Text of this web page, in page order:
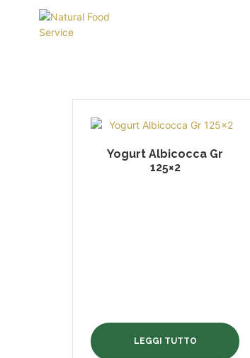
Yogurt Albicocca Gr
125×2
LEGGI TUTTO